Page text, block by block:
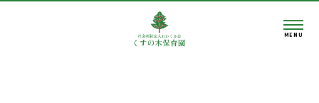
MENU